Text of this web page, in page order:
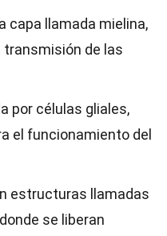
capa llamada mielina,
transmisión de las
por células gliales,
el funcionamiento del
estructuras llamadas
se liberan